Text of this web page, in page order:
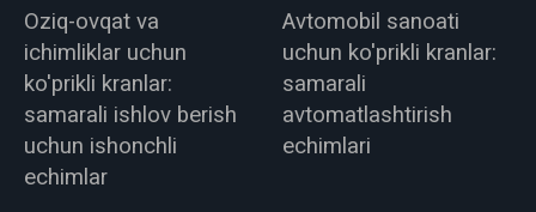
Oziq-ovqat va
ichimliklar uchun
ko'prikli kranlar:
samarali ishlov berish
uchun ishonchli
echimlar
Avtomobil sanoati
uchun ko'prikli kranlar:
samarali
avtomatlashtirish
echimlari